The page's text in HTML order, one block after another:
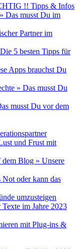
!! Tipps & Infos
Das musst Du im
Partner im
5 besten Tipps für
Apps brauchst Du
» Das musst Du
musst Du vor dem
und Frust mit
dem Blog » Unsere
oder kann das
umzusteigen
im Jahre 2023
mit Plug-ins &